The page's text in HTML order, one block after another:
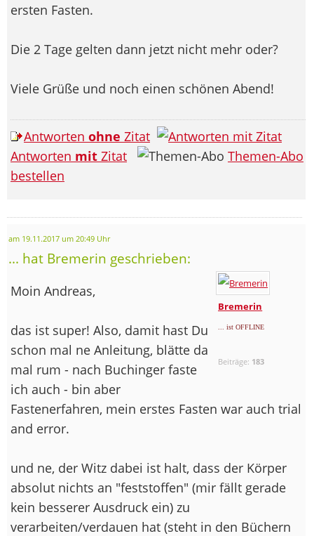
ersten Fasten.
Die 2 Tage gelten dann jetzt nicht mehr oder?
Viele Grüße und noch einen schönen Abend!
Antworten ohne Zitat
Antworten mit Zitat
Themen-Abo
bestellen
am 19.11.2017 um 20:49 Uhr
... hat Bremerin geschrieben:
Bremerin
... ist OFFLINE
Beiträge: 183
Moin Andreas,
das ist super! Also, damit hast Du
schon mal ne Anleitung, blätte da
mal rum - nach Buchinger faste
ich auch - bin aber
Fastenerfahren, mein erstes Fasten war auch trial
and error.
und ne, der Witz dabei ist halt, dass der Körper
absolut nichts an "feststoffen" (mir fällt gerade
kein besserer Ausdruck ein) zu
verarbeiten/verdauen hat (steht in den Büchern